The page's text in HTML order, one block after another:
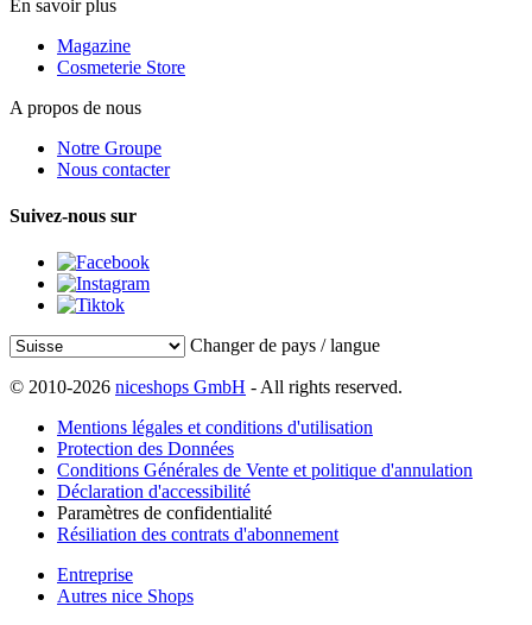
En savoir plus
Magazine
Cosmeterie Store
A propos de nous
Notre Groupe
Nous contacter
Suivez-nous sur
Changer de pays / langue
© 2010-2026 niceshops GmbH - All rights reserved.
Mentions légales et conditions d'utilisation
Protection des Données
Conditions Générales de Vente et politique d'annulation
Déclaration d'accessibilité
Paramètres de confidentialité
Résiliation des contrats d'abonnement
Entreprise
Autres nice Shops